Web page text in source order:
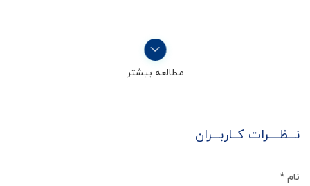
مطالعه بیشتر
نـــظــــرات کــاربـــران
نام *